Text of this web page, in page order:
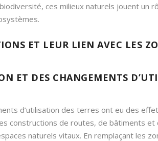
ces milieux naturels jouent un
ET LEUR LIEN AVEC LES
ET DES CHANGEMENTS
d’utilisation des terres ont eu des
constructions de routes, de bâtiments et
naturels vitaux. En remplaçant les